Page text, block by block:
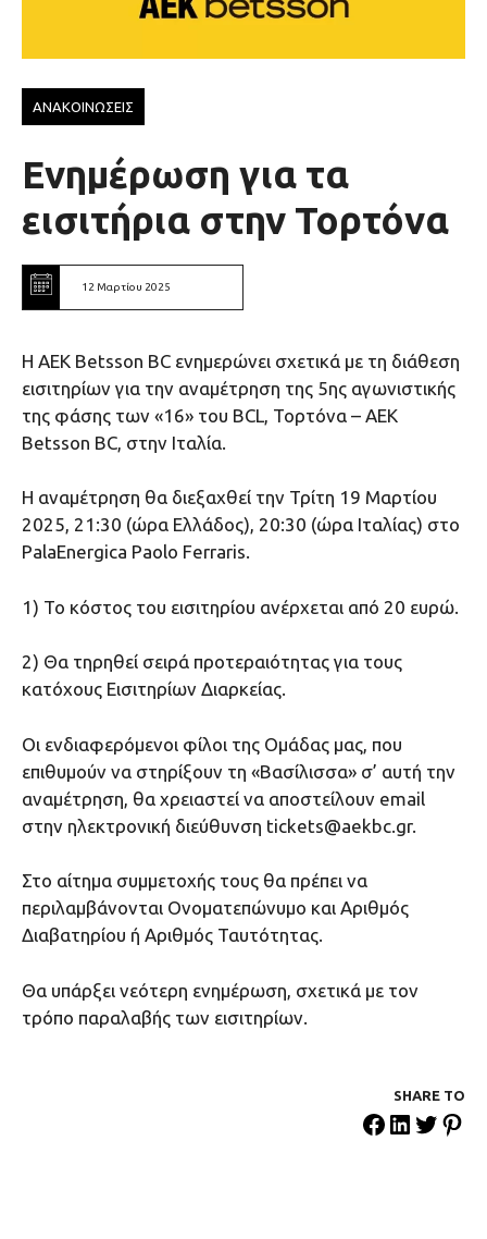
ΑΝΑΚΟΙΝΩΣΕΙΣ
Ενημέρωση για τα
εισιτήρια στην Τορτόνα
12 Μαρτίου 2025
Η AEK Βetsson BC ενημερώνει σχετικά με τη διάθεση
εισιτηρίων για την αναμέτρηση της 5ης αγωνιστικής
της φάσης των «16» του BCL, Τορτόνα – ΑΕΚ
Betsson BC, στην Ιταλία.
Η αναμέτρηση θα διεξαχθεί την Τρίτη 19 Μαρτίου
2025, 21:30 (ώρα Ελλάδος), 20:30 (ώρα Ιταλίας) στo
PalaEnergica Paolo Ferraris.
1) Το κόστος του εισιτηρίου ανέρχεται από 20 ευρώ.
2) Θα τηρηθεί σειρά προτεραιότητας για τους
κατόχους Εισιτηρίων Διαρκείας.
Οι ενδιαφερόμενοι φίλοι της Ομάδας μας, που
επιθυμούν να στηρίξουν τη «Βασίλισσα» σ’ αυτή την
αναμέτρηση, θα χρειαστεί να αποστείλουν email
στην ηλεκτρονική διεύθυνση tickets@aekbc.gr.
Στο αίτημα συμμετοχής τους θα πρέπει να
περιλαμβάνονται Ονοματεπώνυμο και Αριθμός
Διαβατηρίου ή Αριθμός Ταυτότητας.
Θα υπάρξει νεότερη ενημέρωση, σχετικά με τον
τρόπο παραλαβής των εισιτηρίων.
SHARE ΤΟ